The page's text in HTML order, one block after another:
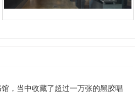
，当中收藏了超过一万张的黑胶唱